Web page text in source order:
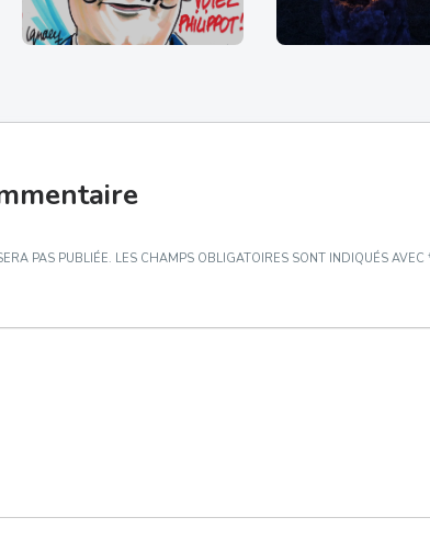
PAS PUBLIÉE. LES CHAMPS OBLIGATOIRES SONT INDIQUÉS AVEC